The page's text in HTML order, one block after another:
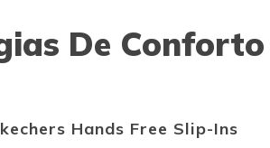
De Conforto
Hands Free Slip-Ins